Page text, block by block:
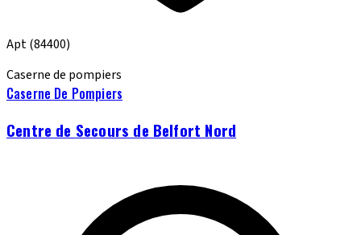
Apt(84400)
Caserne de pompiers
Caserne De Pompiers
Centre de Secours de Belfort Nord